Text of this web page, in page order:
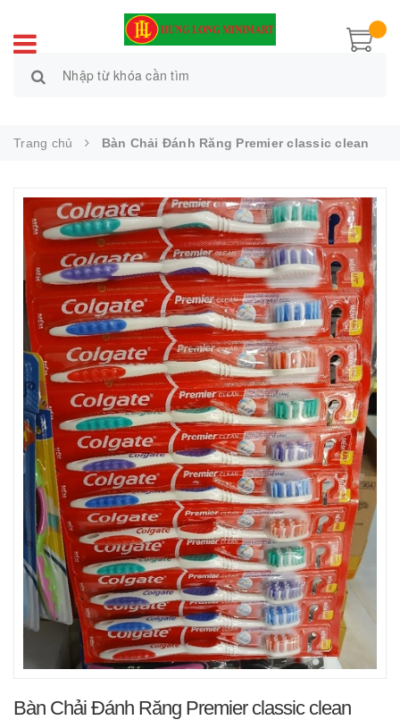
Trang chủ Bàn Chải Đánh Răng Premier classic clean
Bàn Chải Đánh Răng Premier classic clean